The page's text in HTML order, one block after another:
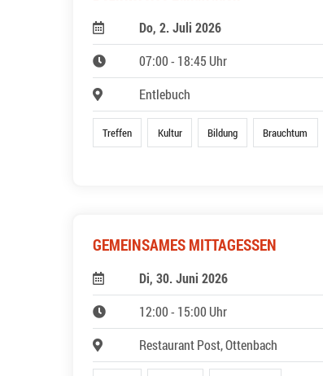
Do, 2. Juli 2026
07:00 - 18:45 Uhr
Entlebuch
Treffen Kultur Bildung Brauchtum
GEMEINSAMES MITTAGESSEN
Di, 30. Juni 2026
12:00 - 15:00 Uhr
Restaurant Post, Ottenbach